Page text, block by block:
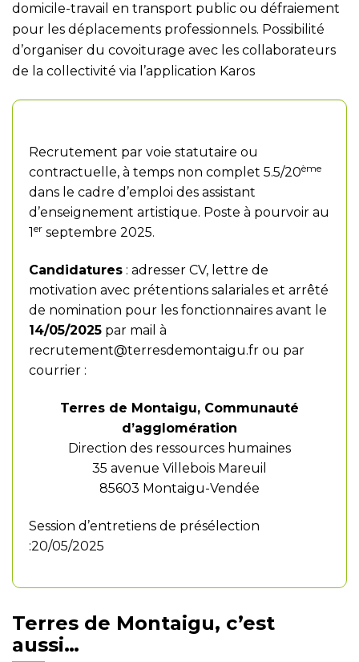
domicile-travail en transport public ou défraiement
pour les déplacements professionnels. Possibilité
d’organiser du covoiturage avec les collaborateurs
de la collectivité via l’application Karos
Recrutement par voie statutaire ou
contractuelle, à temps non complet 5.5/20ème
dans le cadre d’emploi des assistant
d’enseignement artistique. Poste à pourvoir au
1er septembre 2025.
Candidatures : adresser CV, lettre de
motivation avec prétentions salariales et arrêté
de nomination pour les fonctionnaires avant le
14/05/2025 par mail à
recrutement@terresdemontaigu.fr ou par
courrier :
Terres de Montaigu, Communauté
d’agglomération
Direction des ressources humaines
35 avenue Villebois Mareuil
85603 Montaigu-Vendée
Session d’entretiens de présélection
:20/05/2025
Terres de Montaigu, c’est
aussi…